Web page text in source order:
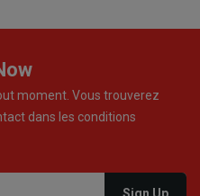
moment. Vous trouverez
dans les conditions